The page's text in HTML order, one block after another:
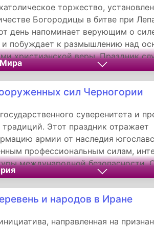
торжество,
Богородицы в битве при
день напоминает верующим о
и побуждает к размышлению над
христианской веры. Праздник
соединяющим историческую
молитвенной практикой
сил Черногории
суверенитета и
традиций. Этот праздник отражает
армии от наследия
профессиональным силам,
международной безопасности.
памяти в сочетании с
НАТО делает черногорские
гарантом национальной
и народов в Иране
направленная на